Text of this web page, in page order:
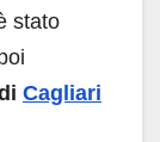
stato
Cagliari